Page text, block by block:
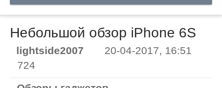
Небольшой обзор iPhone 6S
lightside2007
20-04-2017, 16:51
724